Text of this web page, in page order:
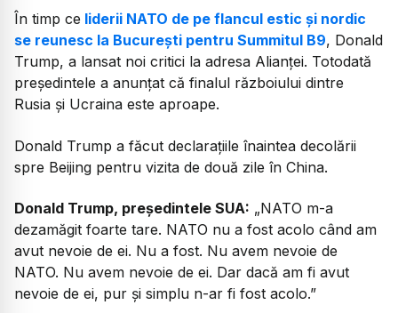
În timp ce liderii NATO de pe flancul estic și nordic
se reunesc la București pentru Summitul B9, Donald
Trump, a lansat noi critici la adresa Alianței. Totodată
președintele a anunțat că finalul războiului dintre
Rusia și Ucraina este aproape.
Donald Trump a făcut declarațiile înaintea decolării
spre Beijing pentru vizita de două zile în China.
Donald Trump, președintele SUA: „NATO m-a
dezamăgit foarte tare. NATO nu a fost acolo când am
avut nevoie de ei. Nu a fost. Nu avem nevoie de
NATO. Nu avem nevoie de ei. Dar dacă am fi avut
nevoie de ei, pur și simplu n-ar fi fost acolo.”